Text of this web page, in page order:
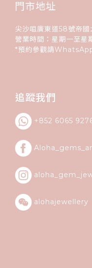
門市地址
尖沙咀廣東道58號帝
營業時間：星期一至
*預約參觀請
追蹤我們
+852 6065
alohajewellery